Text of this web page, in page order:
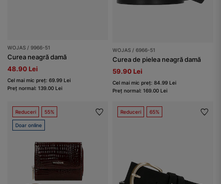
WOJAS / 9966-51
Curea neagră damă
48.90 Lei
Cel mai mic preț: 69.99 Lei
Preț normal: 139.00 Lei
WOJAS / 6966-51
Curea de pielea neagră damă
59.90 Lei
Cel mai mic preț: 84.99 Lei
Preț normal: 169.00 Lei
Reduceri 55%
Doar online
Reduceri 65%